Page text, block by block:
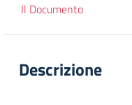
Il Documento
Descrizione